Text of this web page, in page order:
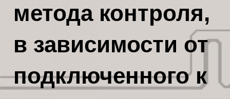
метода контроля,
в зависимости от
подключенного к